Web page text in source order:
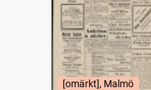
[omärkt], Malmö